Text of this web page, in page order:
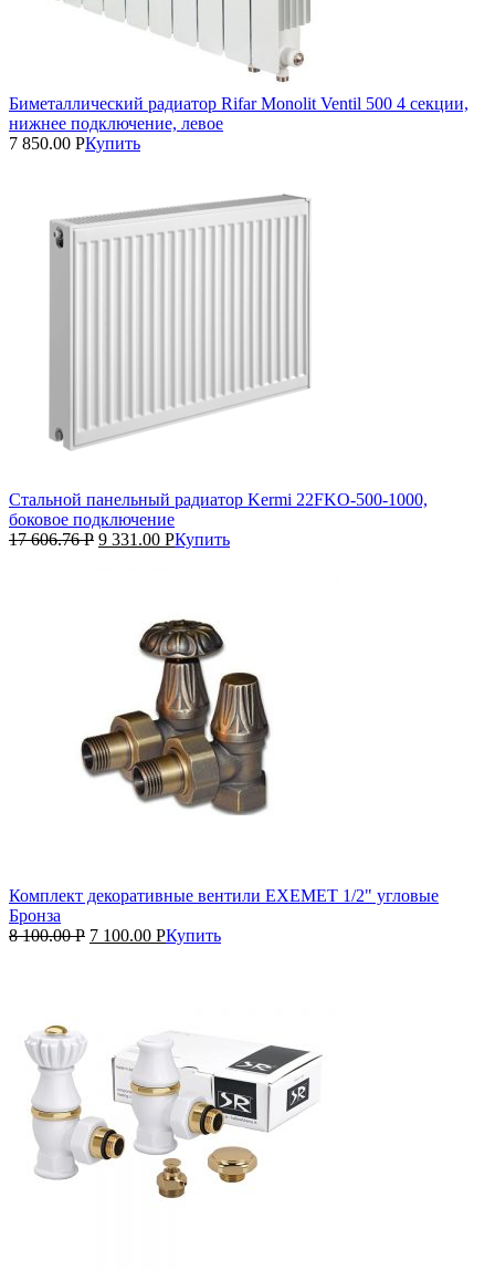
Биметаллический радиатор Rifar Monolit Ventil 500 4 секции,
нижнее подключение, левое
7 850.00 РКупить
Стальной панельный радиатор Kermi 22FKO‑500‑1000,
боковое подключение
17 606.76Р 9 331.00 РКупить
Комплект декоративные вентили EXEMET 1/2" угловые
Бронза
8 100.00Р 7 100.00 РКупить